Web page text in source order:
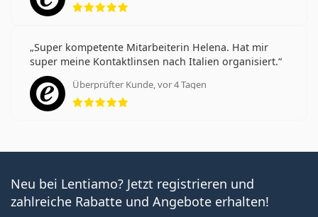
Super kompetente Mitarbeiterin Helena. Hat mir
super meine Kontaktlinsen nach Italien organisiert.
Überprüfter Kunde, vor 4 Tagen
Bewertung 5 aus 5
Neu bei Lentiamo? Jetzt registrieren und
zahlreiche Rabatte und Angebote erhalten!